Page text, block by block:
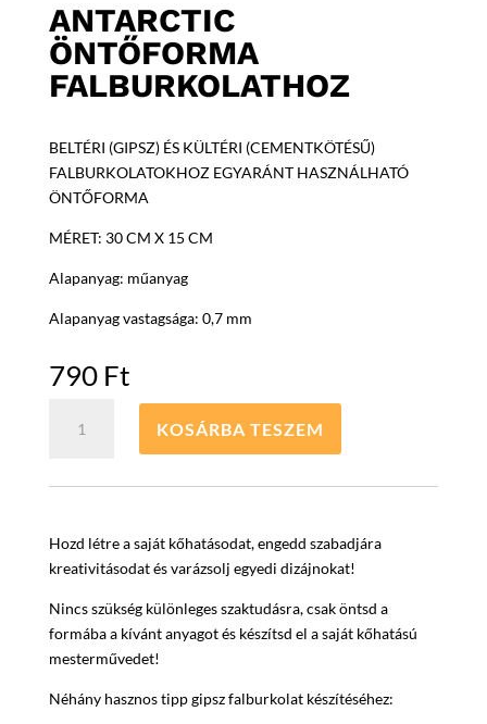
ANTARCTIC
ÖNTŐFORMA
FALBURKOLATHOZ
BELTÉRI (GIPSZ) ÉS KÜLTÉRI (CEMENTKÖTÉSŰ)
FALBURKOLATOKHOZ EGYARÁNT HASZNÁLHATÓ
ÖNTŐFORMA
MÉRET: 30 CM X 15 CM
Alapanyag: műanyag
Alapanyag vastagsága: 0,7 mm
790 Ft
ÖNTŐFORMA
mennyiség
KOSÁRBA TESZEM
Hozd létre a saját kőhatásodat, engedd szabadjára
kreativitásodat és varázsolj egyedi dizájnokat!
Nincs szükség különleges szaktudásra, csak öntsd a
formába a kívánt anyagot és készítsd el a saját kőhatású
mesterművedet!
Néhány hasznos tipp gipsz falburkolat készítéséhez: